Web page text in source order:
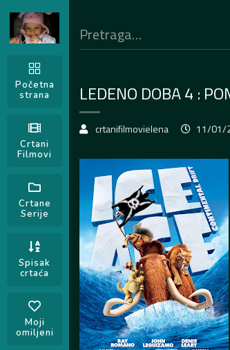
Početna
strana
Crtani
Filmovi
Crtane
Serije
Spisak
crtaća
Moji
omiljeni
LEDENO DOBA 4 :
crtanifilmovielena 11/01/